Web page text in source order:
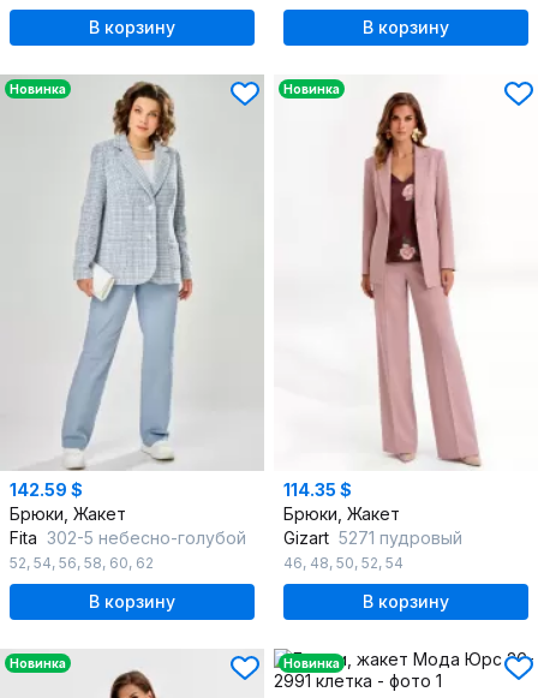
В корзину В корзину
Новинка
142.59 $
Брюки, Жакет
Fita 302-5 небесно-голубой
52, 54, 56, 58, 60, 62
В корзину
Новинка
114.35 $
Брюки, Жакет
Gizart 5271 пудровый
46, 48, 50, 52, 54
В корзину
Новинка Новинка